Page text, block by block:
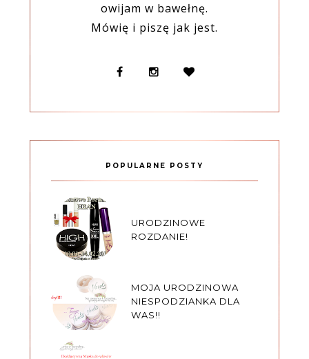
owijam w bawełnę.
Mówię i piszę jak jest.
POPULARNE POSTY
URODZINOWE
ROZDANIE!
MOJA URODZINOWA
NIESPODZIANKA DLA
WAS!!